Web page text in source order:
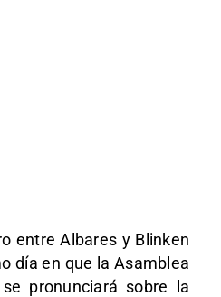
entre Albares y Blinken
día en que la Asamblea
pronunciará sobre la